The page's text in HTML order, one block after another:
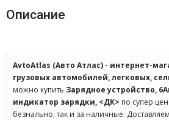
Описание
AvtoAtlas (Авто Атлас) - интернет-
грузовых автомобилей, легковых,
можно купить Зарядное устройство,
индикатор зарядки, <ДК> по супер
безнально, так и за наличные.